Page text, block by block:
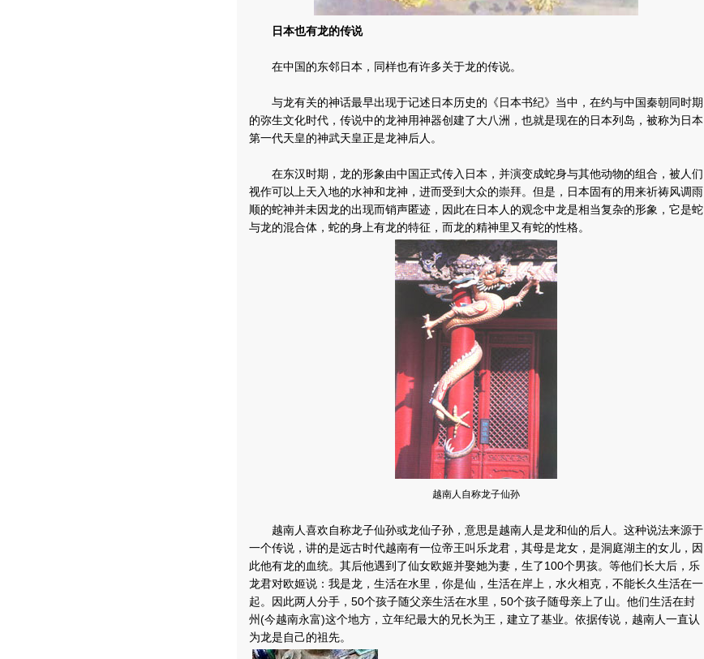
日本也有龙的传说
在中国的东邻日本，同样也有许多关于龙的传说。
与龙有关的神话最早出现于记述日本历史的《日本书纪》当中，在约与中国秦朝同时期
的弥生文化时代，传说中的龙神用神器创建了大八洲，也就是现在的日本列岛，被称为日本
第一代天皇的神武天皇正是龙神后人。
在东汉时期，龙的形象由中国正式传入日本，并演变成蛇身与其他动物的组合，被人们
视作可以上天入地的水神和龙神，进而受到大众的崇拜。但是，日本固有的用来祈祷风调雨
顺的蛇神并未因龙的出现而销声匿迹，因此在日本人的观念中龙是相当复杂的形象，它是蛇
与龙的混合体，蛇的身上有龙的特征，而龙的精神里又有蛇的性格。
越南人自称龙子仙孙
越南人喜欢自称龙子仙孙或龙仙子孙，意思是越南人是龙和仙的后人。这种说法来源于
一个传说，讲的是远古时代越南有一位帝王叫乐龙君，其母是龙女，是洞庭湖主的女儿，因
此他有龙的血统。其后他遇到了仙女欧姬并娶她为妻，生了100个男孩。等他们长大后，乐
龙君对欧姬说：我是龙，生活在水里，你是仙，生活在岸上，水火相克，不能长久生活在一
起。因此两人分手，50个孩子随父亲生活在水里，50个孩子随母亲上了山。他们生活在封
州(今越南永富)这个地方，立年纪最大的兄长为王，建立了基业。依据传说，越南人一直认
为龙是自己的祖先。